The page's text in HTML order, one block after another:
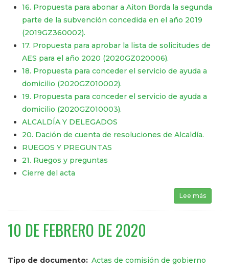
16. Propuesta para abonar a Aiton Borda la segunda
parte de la subvención concedida en el año 2019
(2019GZ360002).
17. Propuesta para aprobar la lista de solicitudes de
AES para el año 2020 (2020GZ020006).
18. Propuesta para conceder el servicio de ayuda a
domicilio (2020GZ010002).
19. Propuesta para conceder el servicio de ayuda a
domicilio (2020GZ010003).
ALCALDÍA Y DELEGADOS
20. Dación de cuenta de resoluciones de Alcaldía.
RUEGOS Y PREGUNTAS
21. Ruegos y preguntas
Cierre del acta
Lee más
10 DE FEBRERO DE 2020
Tipo de documento Actas de comisión de gobierno